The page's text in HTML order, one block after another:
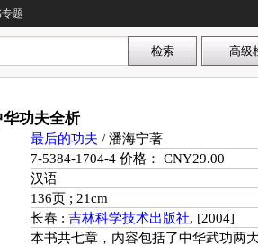
专题
功夫全析
最后的功夫 / 潘海宁著
7-5384-1704-4 价格： CNY29.00
汉语
136页 ; 21cm
长春 : 吉林科学技术出版社, [2004]
本书共七章，内容包括了中华武功两